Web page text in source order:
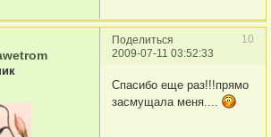
Поделиться
10
2009-07-11 03:52:33
Спасибо еще раз!!!прямо
засмущала меня....